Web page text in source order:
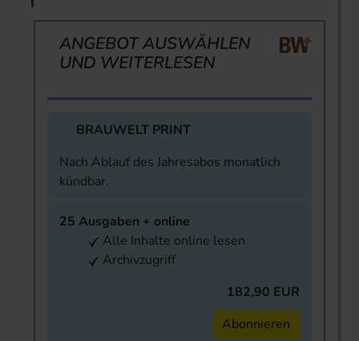
ANGEBOT AUSWÄHLEN
UND WEITERLESEN
BRAUWELT PRINT
Nach Ablauf des Jahresabos monatlich
kündbar.
25 Ausgaben + online
Alle Inhalte online lesen
Archivzugriff
182,90 EUR
Abonnieren